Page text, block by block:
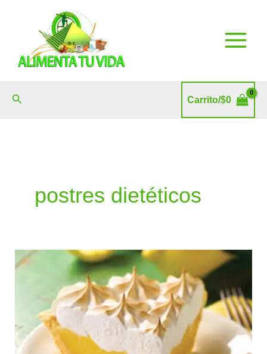
Buscar Carrito/$0
postres dietéticos
Lemon
Pie